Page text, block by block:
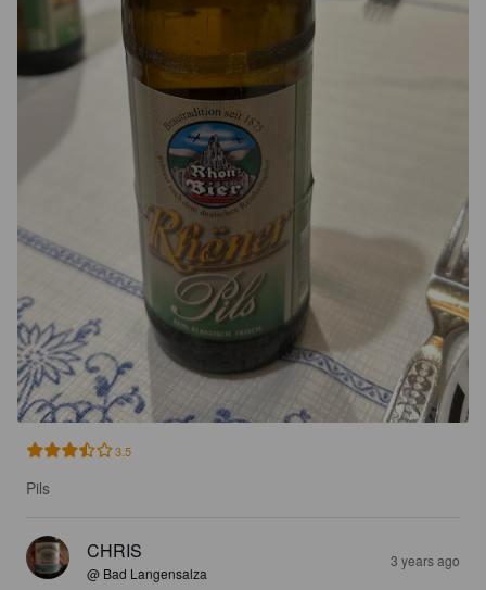
3.5
Pils
CHRIS
@ Bad Langensalza
3 years ago